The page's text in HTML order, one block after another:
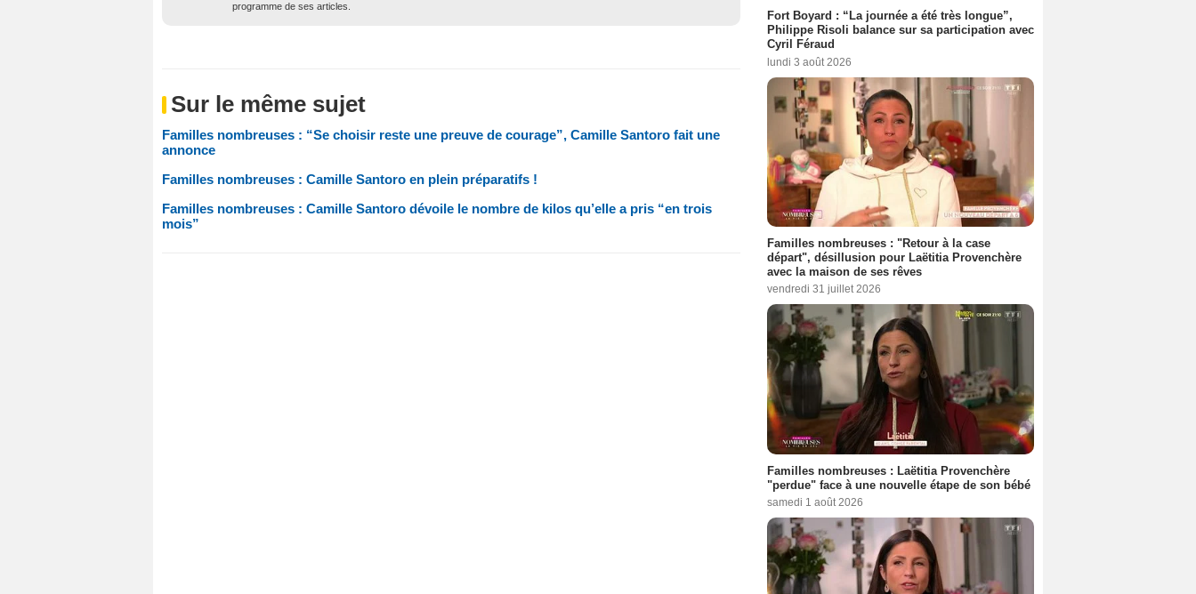
programme de ses articles.
Sur le même sujet
Familles nombreuses : “Se choisir reste une preuve de courage”, Camille Santoro fait une
annonce
Familles nombreuses : Camille Santoro en plein préparatifs !
Familles nombreuses : Camille Santoro dévoile le nombre de kilos qu’elle a pris “en trois
mois”
Fort Boyard : “La journée a été très longue”,
Philippe Risoli balance sur sa participation avec
Cyril Féraud
lundi 3 août 2026
Familles nombreuses : "Retour à la case
départ", désillusion pour Laëtitia Provenchère
avec la maison de ses rêves
vendredi 31 juillet 2026
Familles nombreuses : Laëtitia Provenchère
"perdue" face à une nouvelle étape de son bébé
samedi 1 août 2026